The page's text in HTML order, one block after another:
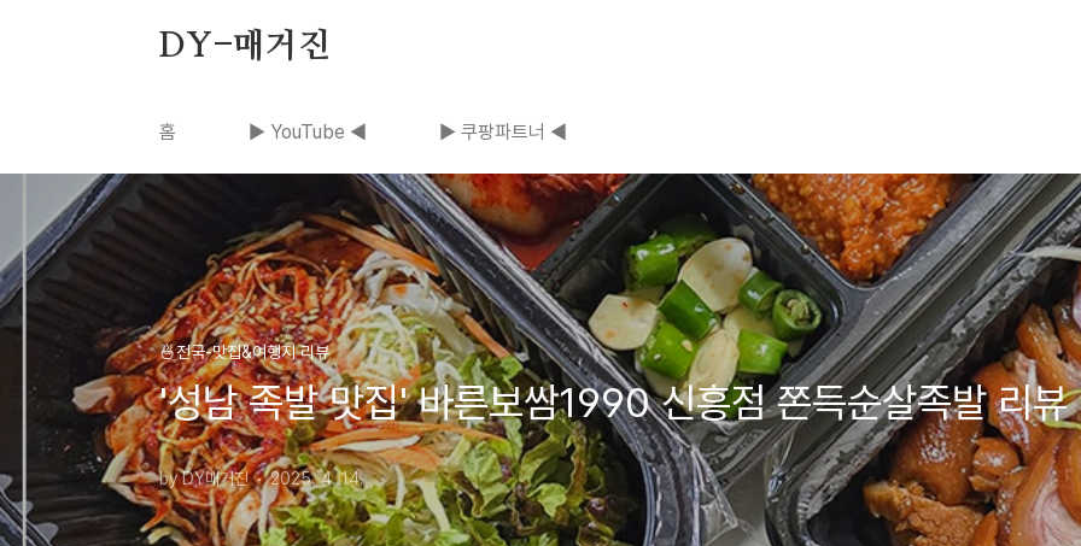
DY-매거진
홈 ▶ YouTube ◀ ▶ 쿠팡파트너 ◀
🍜전국-맛집&여행지 리뷰
'성남 족발 맛집' 바른보쌈1990 신흥점 쫀득순살족발 리뷰
by DY매거진 2025. 4. 14.